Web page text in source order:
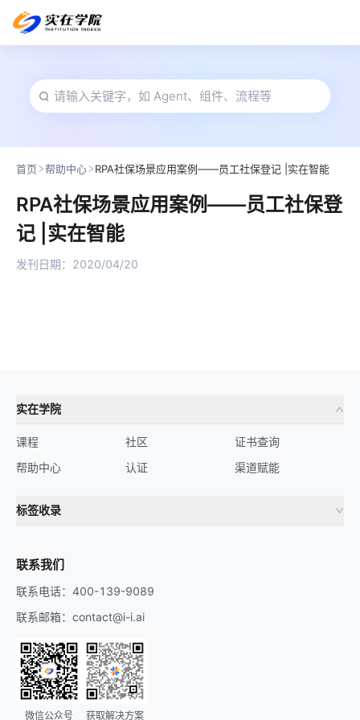
首页 帮助中心 RPA社保场景应用案例——员工社保登记 |实在智能
RPA社保场景应用案例——员工社保登
记 |实在智能
发刊日期： 2020/04/20
实在学院
课程
帮助中心
社区
认证
证书查询
渠道赋能
标签收录
联系我们
联系电话：400-139-9089
联系邮箱：contact@i-i.ai
微信公众号 获取解决方案